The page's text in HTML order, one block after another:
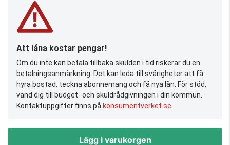
Att låna kostar pengar!
Om du inte kan betala tillbaka skulden i tid riskerar du en
betalningsanmärkning. Det kan leda till svårigheter att få
hyra bostad, teckna abonnemang och få nya lån. För stöd,
vänd dig till budget- och skuldrådgivningen i din kommun.
Kontaktuppgifter finns på konsumentverket.se
Lägg i varukorgen